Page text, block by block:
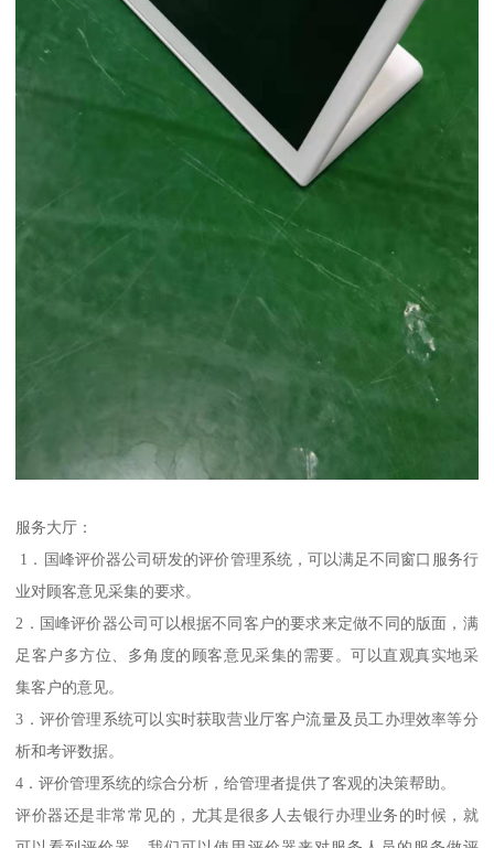
服务大厅：
1．国峰评价器公司研发的评价管理系统，可以满足不同窗口服务行
业对顾客意见采集的要求。
2．国峰评价器公司可以根据不同客户的要求来定做不同的版面，满
足客户多方位、多角度的顾客意见采集的需要。可以直观真实地采
集客户的意见。
3．评价管理系统可以实时获取营业厅客户流量及员工办理效率等分
析和考评数据。
4．评价管理系统的综合分析，给管理者提供了客观的决策帮助。
评价器还是非常常见的，尤其是很多人去银行办理业务的时候，就